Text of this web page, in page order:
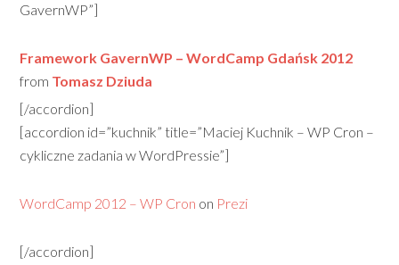
GavernWP”]
Framework GavernWP – WordCamp Gdańsk 2012
from Tomasz Dziuda
[/accordion]
[accordion id=”kuchnik” title=”Maciej Kuchnik – WP Cron –
cykliczne zadania w WordPressie”]
WordCamp 2012 – WP Cron on Prezi
[/accordion]